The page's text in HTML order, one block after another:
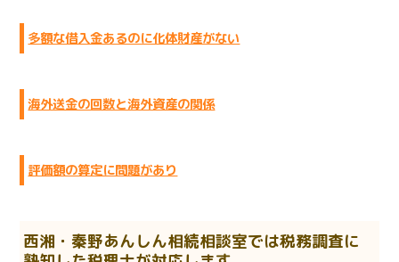
多額な借入金あるのに化体財産がない
海外送金の回数と海外資産の関係
評価額の算定に問題があり
西湘・秦野あんしん相続相談室では税務調査に